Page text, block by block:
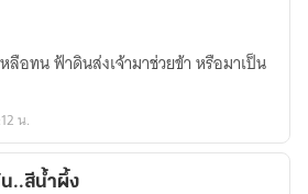
ลือทน ฟ้าดินส่งเจ้ามาช่วยข้า หรือมาเป็น
น.
..สีน้ำผึ้ง